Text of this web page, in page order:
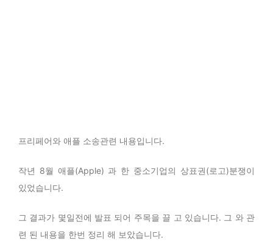
프리페어와 애플 소송관련 내용입니다.
작년 8월 애플(Apple) 과 한 중소기업의 상표권(로고)분쟁이
있었습니다.
그 결과가 몇일전에 발표 되어 주목을 끌 고 있습니다. 그 와 관
련 된 내용을 한번 정리 해 보았습니다.